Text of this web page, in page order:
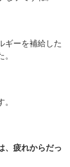
ギーを補給した
、疲れからだっ